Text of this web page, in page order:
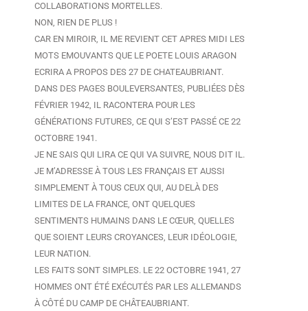
COLLABORATIONS MORTELLES.
NON, RIEN DE PLUS !
CAR EN MIROIR, IL ME REVIENT CET APRES MIDI LES
MOTS EMOUVANTS QUE LE POETE LOUIS ARAGON
ECRIRA A PROPOS DES 27 DE CHATEAUBRIANT.
DANS DES PAGES BOULEVERSANTES, PUBLIÉES DÈS
FÉVRIER 1942, IL RACONTERA POUR LES
GÉNÉRATIONS FUTURES, CE QUI S’EST PASSÉ CE 22
OCTOBRE 1941.
JE NE SAIS QUI LIRA CE QUI VA SUIVRE, NOUS DIT IL.
JE M’ADRESSE À TOUS LES FRANÇAIS ET AUSSI
SIMPLEMENT À TOUS CEUX QUI, AU DELÀ DES
LIMITES DE LA FRANCE, ONT QUELQUES
SENTIMENTS HUMAINS DANS LE CŒUR, QUELLES
QUE SOIENT LEURS CROYANCES, LEUR IDÉOLOGIE,
LEUR NATION.
LES FAITS SONT SIMPLES. LE 22 OCTOBRE 1941, 27
HOMMES ONT ÉTÉ EXÉCUTÉS PAR LES ALLEMANDS
À CÔTÉ DU CAMP DE CHÂTEAUBRIANT.